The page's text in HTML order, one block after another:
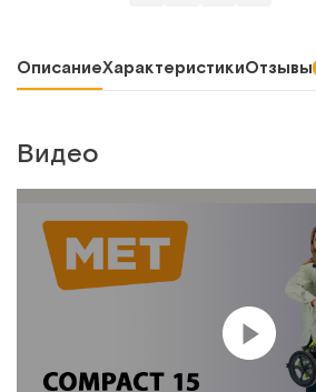
ОписаниеХарактеристикиОтзывы
Видео